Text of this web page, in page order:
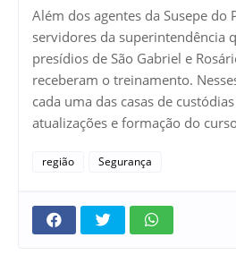
Além dos agentes da Susepe do
servidores da superintendência
presídios de São Gabriel e
receberam o treinamento.
cada uma das casas de
atualizações e formação do
região Segurança